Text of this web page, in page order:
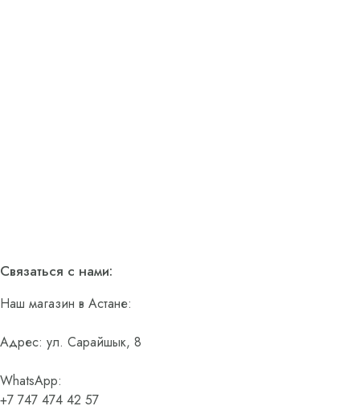
Связаться с нами:
Наш магазин в Астане:
Адрес: ул. Сарайшык, 8
WhatsApp:
+7 747 474 42 57